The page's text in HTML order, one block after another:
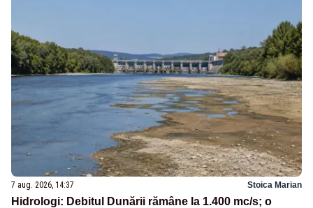
7 aug. 2026, 14:37 Stoica Marian
Hidrologi: Debitul Dunării rămâne la 1.400 mc/s; o